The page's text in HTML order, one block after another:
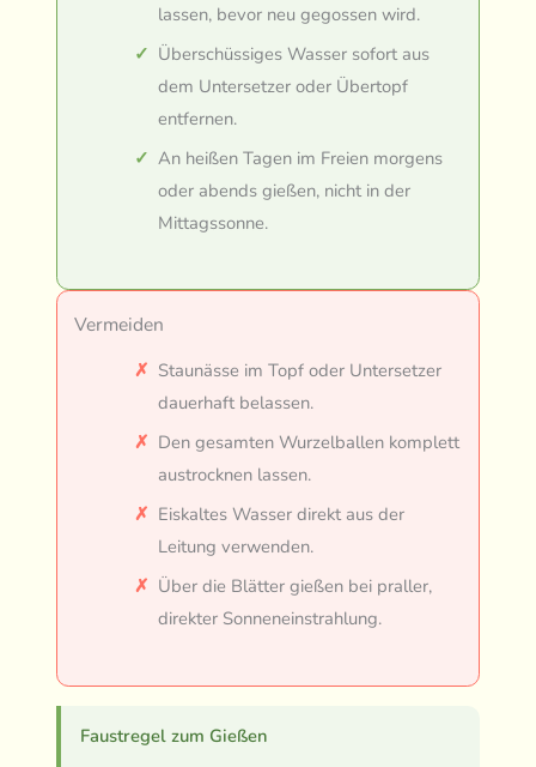
lassen, bevor neu gegossen wird.
Überschüssiges Wasser sofort aus
dem Untersetzer oder Übertopf
entfernen.
An heißen Tagen im Freien morgens
oder abends gießen, nicht in der
Mittagssonne.
Vermeiden
Staunässe im Topf oder Untersetzer
dauerhaft belassen.
Den gesamten Wurzelballen komplett
austrocknen lassen.
Eiskaltes Wasser direkt aus der
Leitung verwenden.
Über die Blätter gießen bei praller,
direkter Sonneneinstrahlung.
Faustregel zum Gießen